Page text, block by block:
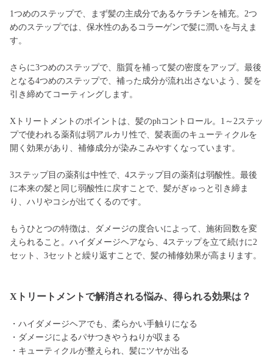
1つめのステップで、まず髪の主成分であるケラチンを補充。2つ
めのステップでは、保水性のあるコラーゲンで髪に潤いを与えま
す。
さらに3つめのステップで、脂質を補って髪の密度をアップ。最後
となる4つめのステップで、補った成分が流れ出さないよう、髪を
引き締めてコーティングします。
Xトリートメントのポイントは、髪のphコントロール。1～2ステッ
プで使われる薬剤は弱アルカリ性で、髪表面のキューティクルを
開く効果があり、補修成分が染みこみやすくなっています。
3ステップ目の薬剤は中性で、4ステップ目の薬剤は弱酸性。最後
に本来の髪と同じ弱酸性に戻すことで、髪がぎゅっと引き締ま
り、ハリやコシが出てくるのです。
もうひとつの特徴は、ダメージの度合いによって、施術回数を変
えられること。ハイダメージヘアなら、4ステップを立て続けに2
セット、3セットと繰り返すことで、髪の補修効果が高まります。
Xトリートメントで解消される悩み、得られる効果は？
・ハイダメージヘアでも、柔らかい手触りになる
・ダメージによるパサつきやうねりが収まる
・キューティクルが整えられ、髪にツヤが出る